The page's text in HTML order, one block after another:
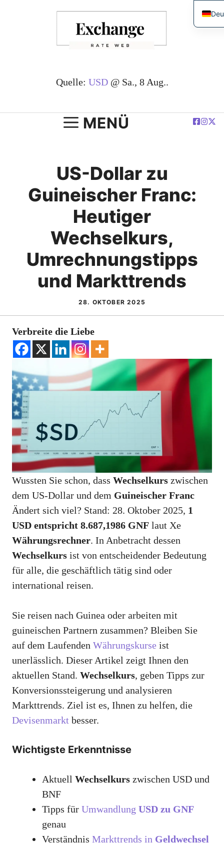
Quelle: USD@ Sa., 8 Aug..
MENÜ
US-Dollar zu
Guineischer Franc:
Heutiger
Wechselkurs,
Umrechnungstipps
und Markttrends
28. OKTOBER 2025
Verbreite die Liebe
Wussten Sie schon, dass Wechselkurs zwischen
dem US-Dollar und dem Guineischer Franc
Ändert sich viel? Stand: 28. Oktober 2025, 1
USD entspricht 8.687,1986 GNF laut Xe
Währungsrechner. In Anbetracht dessen
Wechselkurs ist von entscheidender Bedeutung
für alle, die geschäftlich tätig sind oder
international reisen.
Sie reisen nach Guinea oder arbeiten mit
guineischen Partnern zusammen? Bleiben Sie
auf dem Laufenden Währungskurse ist
unerlässlich. Dieser Artikel zeigt Ihnen den
aktuellen Stand. Wechselkurs, geben Tipps zur
Konversionssteigerung und analysieren
Markttrends. Ziel ist es, Ihnen zu helfen, die
Devisenmarkt besser.
Wichtigste Erkenntnisse
Aktuell Wechselkurs zwischen USD und
BNF
Tipps für Umwandlung USD zu GNF
genau
Verständnis Markttrends in Geldwechsel